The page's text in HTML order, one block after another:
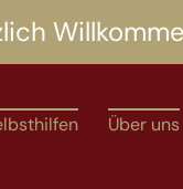
Über uns